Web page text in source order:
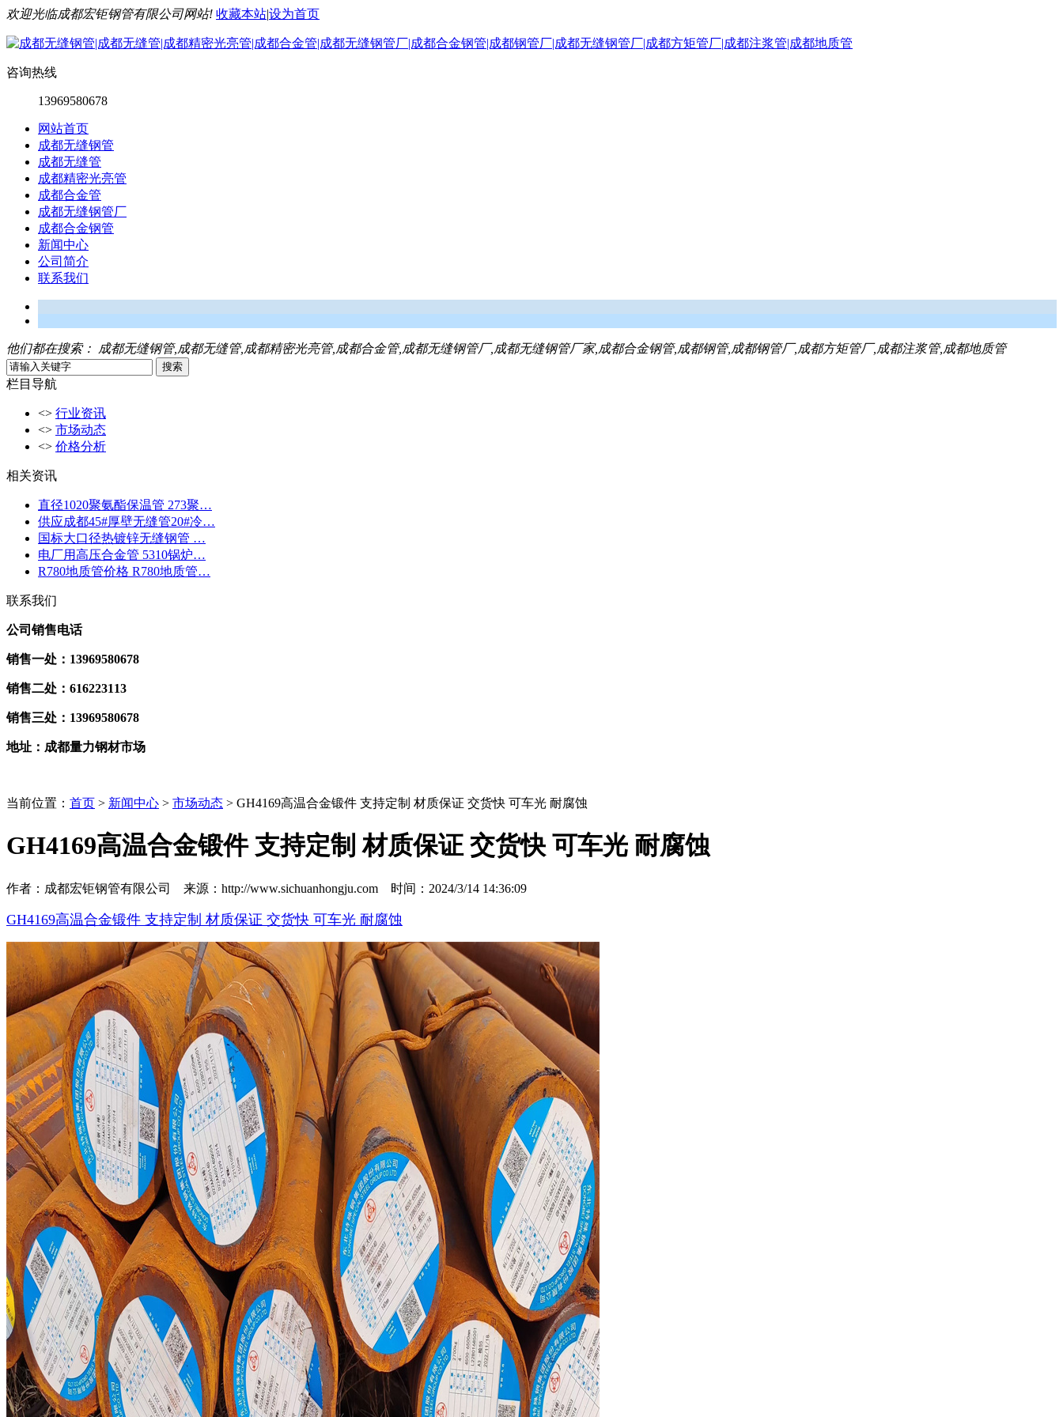
欢迎光临成都宏钜钢管有限公司网站! 收藏本站|设为首页
咨询热线
13969580678
网站首页
成都无缝钢管
成都无缝管
成都精密光亮管
成都合金管
成都无缝钢管厂
成都合金钢管
新闻中心
公司简介
联系我们
他们都在搜索： 成都无缝钢管,成都无缝管,成都精密光亮管,成都合金管,成都无缝钢管厂,成都无缝钢管厂家,成都合金钢管,成都钢管,成都钢管厂,成都方矩管厂,成都注浆管,成都地质管
栏目导航
<> 行业资讯
<> 市场动态
<> 价格分析
相关资讯
直径1020聚氨酯保温管 273聚…
供应成都45#厚壁无缝管20#冷…
国标大口径热镀锌无缝钢管 …
电厂用高压合金管 5310锅炉…
R780地质管价格 R780地质管…
联系我们
公司销售电话
销售一处：13969580678
销售二处：616223113
销售三处：13969580678
地址：成都量力钢材市场
当前位置： 首页 > 新闻中心 > 市场动态 > GH4169高温合金锻件 支持定制 材质保证 交货快 可车光 耐腐蚀
GH4169高温合金锻件 支持定制 材质保证 交货快 可车光 耐腐蚀
作者：成都宏钜钢管有限公司 来源：http://www.sichuanhongju.com 时间：2024/3/14 14:36:09
GH4169高温合金锻件 支持定制 材质保证 交货快 可车光 耐腐蚀